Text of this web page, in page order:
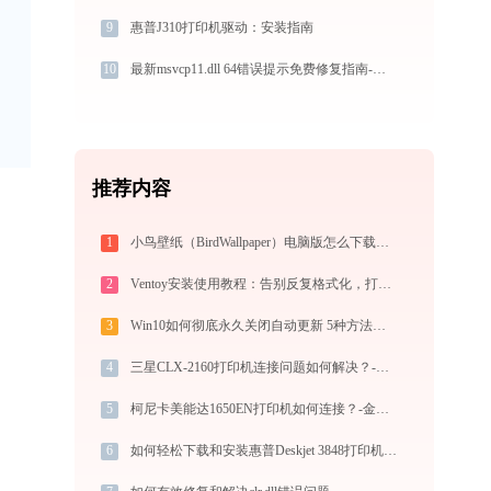
9 惠普J310打印机驱动：安装指南
10 最新msvcp11.dll 64错误提示免费修复指南-金山毒霸
推荐内容
1 小鸟壁纸（BirdWallpaper）电脑版怎么下载？2026桌面壁纸美化神器指南
2 Ventoy安装使用教程：告别反复格式化，打造装机必备万能U盘启动盘
3 Win10如何彻底永久关闭自动更新 5种方法教你永久关闭win10自动更新
4 三星CLX-2160打印机连接问题如何解决？-金山毒霸
5 柯尼卡美能达1650EN打印机如何连接？-金山毒霸
6 如何轻松下载和安装惠普Deskjet 3848打印机驱动？跟着这篇指南走